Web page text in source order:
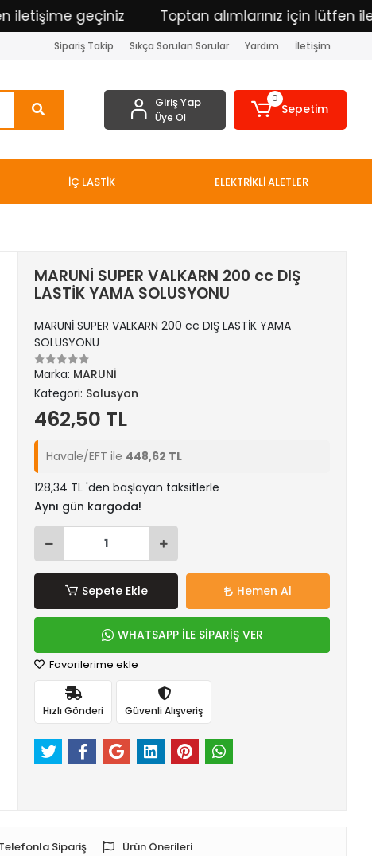
geçiniz Toptan alımlarınız için lütfen
Sipariş Takip Sıkça Sorulan Sorular Yardım İletişim
Giriş Yap
Üye Ol
0
Sepetim
İÇ LASTİK ELEKTRİKLİ ALETLER
MARUNİ SUPER VALKARN 200 cc DIŞ
LASTİK YAMA SOLUSYONU
MARUNİ SUPER VALKARN 200 cc DIŞ LASTİK YAMA
SOLUSYONU
Marka: MARUNİ
Kategori: Solusyon
462,50 TL
Havale/EFT ile 448,62 TL
128,34 TL 'den başlayan taksitlerle
Aynı gün kargoda!
Sepete Ekle Hemen Al
WHATSAPP İLE SİPARİŞ VER
Favorilerime ekle
Hızlı Gönderi Güvenli Alışveriş
Telefonla Sipariş Ürün Önerileri